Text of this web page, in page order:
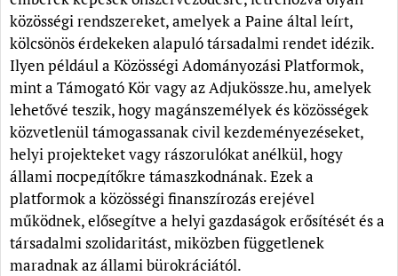
közösségi rendszereket, amelyek a Paine által leírt,
kölcsönös érdekeken alapuló társadalmi rendet idézik.
Ilyen például a Közösségi Adományozási Platformok,
mint a Támogató Kör vagy az Adjukössze.hu, amelyek
lehetővé teszik, hogy magánszemélyek és közösségek
közvetlenül támogassanak civil kezdeményezéseket,
helyi projekteket vagy rászorulókat anélkül, hogy
állami посредítőkre támaszkodnának. Ezek a
platformok a közösségi finanszírozás erejével
működnek, elősegítve a helyi gazdaságok erősítését és a
társadalmi szolidaritást, miközben függetlenek
maradnak az állami bürokráciától.